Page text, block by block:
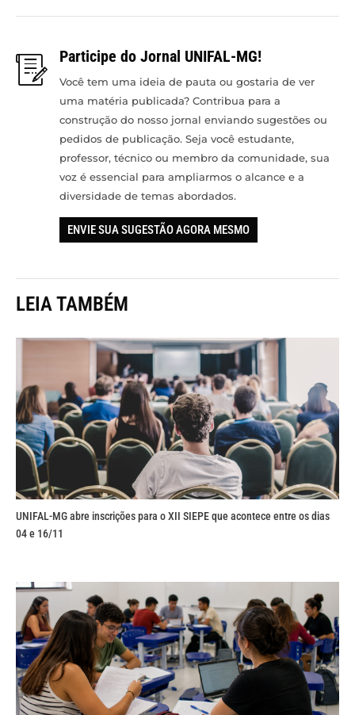
Participe do Jornal UNIFAL-MG!
Você tem uma ideia de pauta ou gostaria de ver
uma matéria publicada? Contribua para a
construção do nosso jornal enviando sugestões ou
pedidos de publicação. Seja você estudante,
professor, técnico ou membro da comunidade, sua
voz é essencial para ampliarmos o alcance e a
diversidade de temas abordados.
ENVIE SUA SUGESTÃO AGORA MESMO
LEIA TAMBÉM
UNIFAL-MG abre inscrições para o XII SIEPE que acontece entre os dias
04 e 16/11